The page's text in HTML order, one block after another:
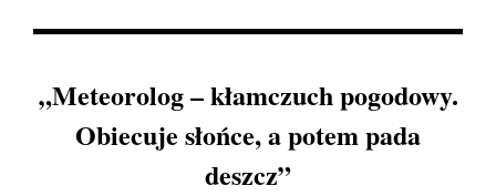
„Meteorolog – kłamczuch pogodowy.
Obiecuje słońce, a potem pada
deszcz”